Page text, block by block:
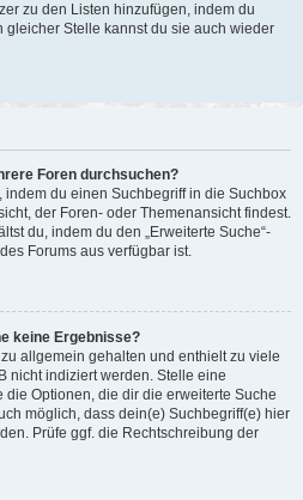
zu den Listen hinzufügen, indem du
gleicher Stelle kannst du sie auch wieder
Foren durchsuchen?
indem du einen Suchbegriff in die Suchbox
der Foren- oder Themenansicht findest.
du, indem du den „Erweiterte Suche“-
Forums aus verfügbar ist.
keine Ergebnisse?
allgemein gehalten und enthielt zu viele
nicht indiziert werden. Stelle eine
Optionen, die dir die erweiterte Suche
möglich, dass dein(e) Suchbegriff(e) hier
Prüfe ggf. die Rechtschreibung der